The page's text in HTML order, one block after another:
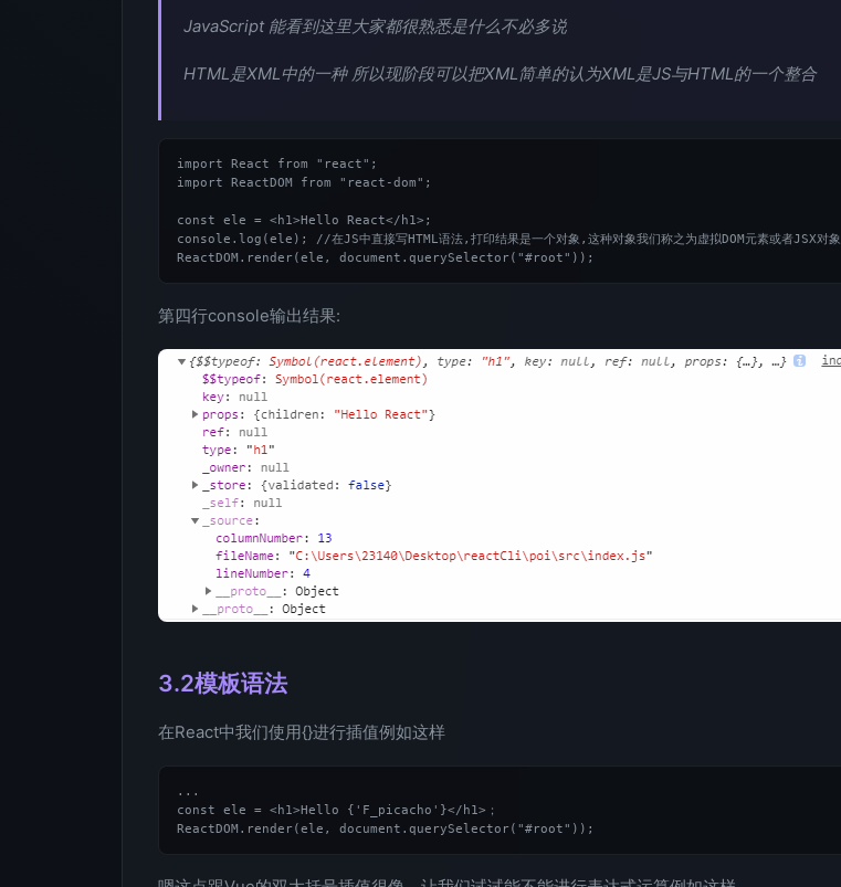
JavaScript 能看到这里大家都很熟悉是什么不必多说
HTML是XML中的一种 所以现阶段可以把XML简单的认为XML是JS与HTML的一个整合
import React from "react";
import ReactDOM from "react-dom";
const ele = <h1>Hello React</h1>;
console.log(ele); //在JS中直接写HTML语法,打印结果是一个对象,这种对象我们称之为虚拟DOM元素或者JSX对象
第四行console输出结果:
3.2模板语法
在React中我们使用{}进行插值例如这样
...
const ele = <h1>Hello {'F_picacho'}</h1>；